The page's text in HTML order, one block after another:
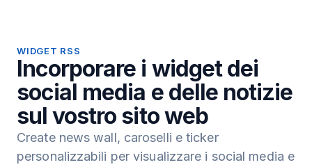
WIDGET RSS
Incorporare i widget dei
social media e delle notizie
sul vostro sito web
Create news wall, caroselli e ticker
personalizzabili per visualizzare i social media e